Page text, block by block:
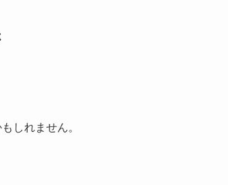
しれません。